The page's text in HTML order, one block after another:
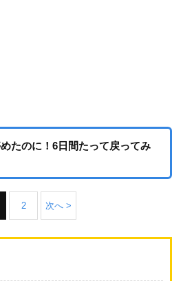
たのに！6日間たって戻ってみ
2 次へ >